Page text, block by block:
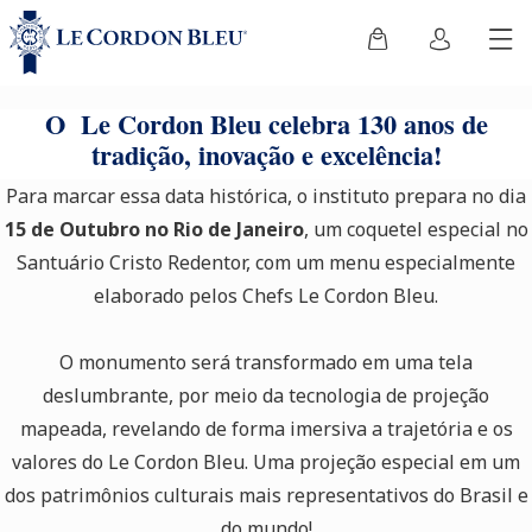
O Le Cordon Bleu celebra 130 anos de
tradição, inovação e excelência!
Para marcar essa data histórica, o instituto prepara no dia
15 de Outubro no Rio de Janeiro, um coquetel especial no
Santuário Cristo Redentor, com um menu especialmente
elaborado pelos Chefs Le Cordon Bleu.
O monumento será transformado em uma tela
deslumbrante, por meio da tecnologia de projeção
mapeada, revelando de forma imersiva a trajetória e os
valores do Le Cordon Bleu. Uma projeção especial em um
dos patrimônios culturais mais representativos do Brasil e